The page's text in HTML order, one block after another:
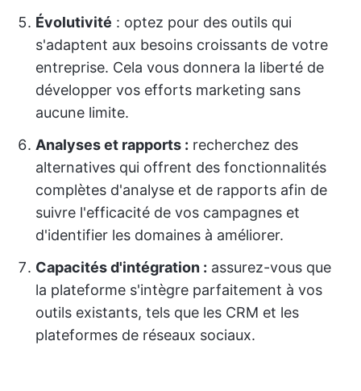
Évolutivité : optez pour des outils qui
s'adaptent aux besoins croissants de votre
entreprise. Cela vous donnera la liberté de
développer vos efforts marketing sans
aucune limite.
Analyses et rapports : recherchez des
alternatives qui offrent des fonctionnalités
complètes d'analyse et de rapports afin de
suivre l'efficacité de vos campagnes et
d'identifier les domaines à améliorer.
Capacités d'intégration : assurez-vous que
la plateforme s'intègre parfaitement à vos
outils existants, tels que les CRM et les
plateformes de réseaux sociaux.